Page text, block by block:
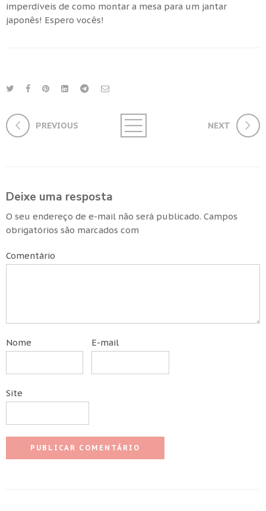
imperdíveis de como montar a mesa para um jantar
japonês! Espero vocês!
PREVIOUS NEXT
Deixe uma resposta
O seu endereço de e-mail não será publicado. Campos
obrigatórios são marcados com
Comentário
Nome E-mail
Site